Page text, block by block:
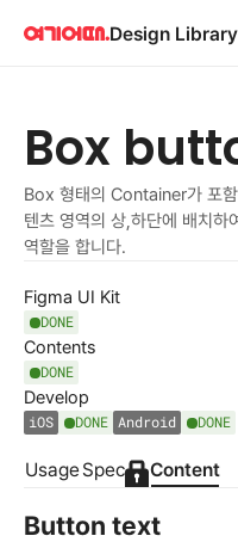
Design Library
Box
Box 형태의 Container가 포
텐츠 영역의 상,하단에 배치하
역할을 합니다.
Figma UI Kit
DONE
Contents
DONE
Develop
iOS DONE Android DONE
UsageSpec Content
Button text